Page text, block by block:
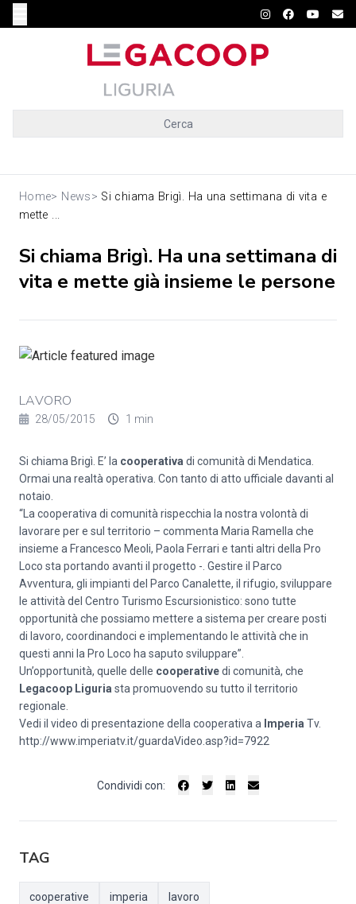
Cerca
Home> News> Si chiama Brigì. Ha una settimana di vita e
mette ...
Si chiama Brigì. Ha una settimana di
vita e mette già insieme le persone
LAVORO
28/05/2015 1 min
Si chiama Brigì. E’ la cooperativa di comunità di Mendatica.
Ormai una realtà operativa. Con tanto di atto ufficiale davanti al
notaio.
“La cooperativa di comunità rispecchia la nostra volontà di
lavorare per e sul territorio – commenta Maria Ramella che
insieme a Francesco Meoli, Paola Ferrari e tanti altri della Pro
Loco sta portando avanti il progetto -. Gestire il Parco
Avventura, gli impianti del Parco Canalette, il rifugio, sviluppare
le attività del Centro Turismo Escursionistico: sono tutte
opportunità che possiamo mettere a sistema per creare posti
di lavoro, coordinandoci e implementando le attività che in
questi anni la Pro Loco ha saputo sviluppare”.
Un’opportunità, quelle delle cooperativedi comunità, che
Legacoop Liguria sta promuovendo su tutto il territorio
regionale.
Vedi il video di presentazione della cooperativa a Imperia Tv.
http://www.imperiatv.it/guardaVideo.asp?id=7922
Condividi con:
TAG
cooperative imperia lavoro